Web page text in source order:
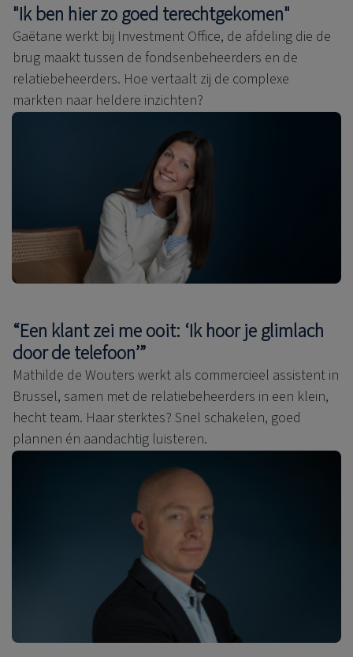
"Ik ben hier zo goed terechtgekomen"
Gaëtane werkt bij Investment Office, de afdeling die de
brug maakt tussen de fondsenbeheerders en de
relatiebeheerders. Hoe vertaalt zij de complexe
markten naar heldere inzichten?
“Een klant zei me ooit: ‘Ik hoor je glimlach
door de telefoon’”
Mathilde de Wouters werkt als commercieel assistent in
Brussel, samen met de relatiebeheerders in een klein,
hecht team. Haar sterktes? Snel schakelen, goed
plannen én aandachtig luisteren.